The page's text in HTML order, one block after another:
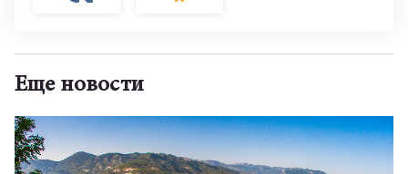
Еще новости